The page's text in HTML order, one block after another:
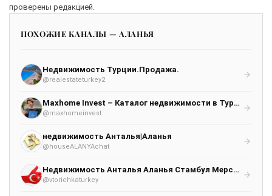
проверены редакцией.
ПОХОЖИЕ КАНАЛЫ — АЛАНЬЯ
Недвижимость Турции.Продажа.
@realestateturkey2
Maxhome Invest – Каталог недвижимости в Турции. Только проверенные объекты
@maxhomeinvest
недвижимость Анталья|Аланья
@houseALANYAchat
Недвижимость Анталья Аланья Стамбул Мерсин Бодрум
@vtorichkaturkey